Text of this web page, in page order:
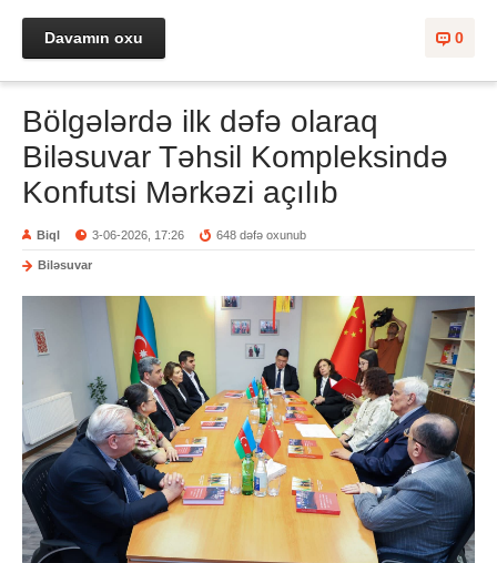
0
Davamın oxu
Bölgələrdə ilk dəfə olaraq
Biləsuvar Təhsil Kompleksində
Konfutsi Mərkəzi açılıb
Biql 3-06-2026, 17:26 648 dəfə oxunub
Biləsuvar